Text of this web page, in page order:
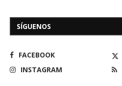
SÍGUENOS
FACEBOOK
INSTAGRAM